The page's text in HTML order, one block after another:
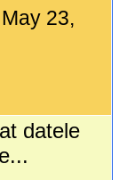
23,
datele